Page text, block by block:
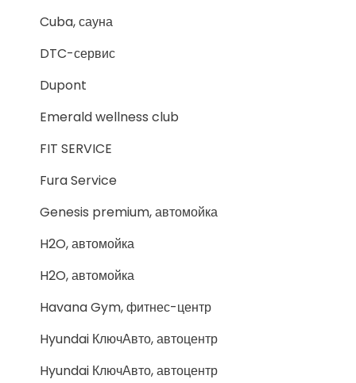
Cuba, сауна
DTC-сервис
Dupont
Emerald wellness club
FIT SERVICE
Fura Service
Genesis premium, автомойка
H2O, автомойка
H2O, автомойка
Havana Gym, фитнес-центр
Hyundai КлючАвто, автоцентр
Hyundai КлючАвто, автоцентр